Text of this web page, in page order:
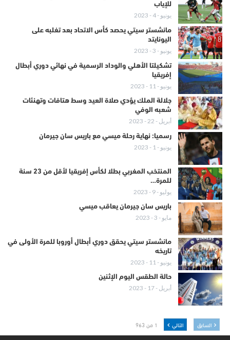
للإياب
يونيو - 4 - 2023
مانشستر سيتي يحصد كأس الاتحاد بعد تغلبه على
اليونايتد
يونيو - 3 - 2023
تشكيلتا الأهلي والوداد الرسمية في نهائي دوري أبطال
إفريقيا
يونيو - 11 - 2023
جلالة الملك يؤدي صلاة العيد وسط هتافات وتهنئات
شعبه الوفي
أبريل - 22 - 2023
رسميا: نهاية رحلة ميسي مع باريس سان جيرمان
يونيو - 1 - 2023
المنتخب المغربي بطلا لكأس إفريقيا لأقل من 23 سنة
للمرة…
يوليو - 9 - 2023
باريس سان جيرمان يعاقب ميسي
مايو - 3 - 2023
مانشستر سيتي يحقق دوري أبطال أوروبا للمرة الأولى في
تاريخه
يونيو - 11 - 2023
حالة الطقس اليوم الإثنين
أبريل - 17 - 2023
السابق التالي 1 من 963